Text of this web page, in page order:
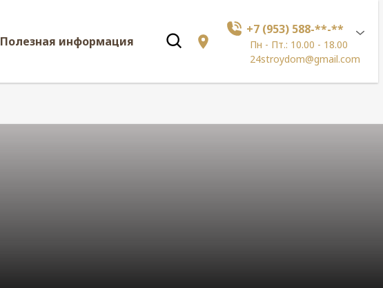
Полезная информация
+7 (953) 588-**-**
Пн - Пт.: 10.00 - 18.00
24stroydom@gmail.com